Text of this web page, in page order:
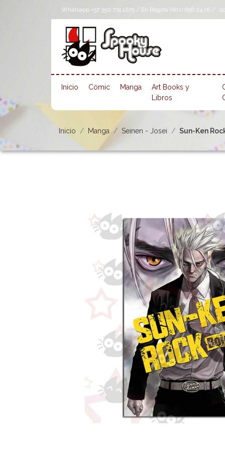
Whatsapp +57 350 774 1675 / En Bogotá (601) 656 24 16 /
Inicio Cómic Manga
Art Books y
Libros
Inicio Manga Seinen - Josei Sun-Ken